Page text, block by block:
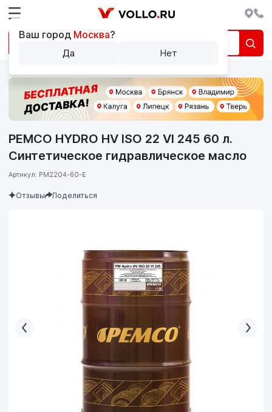
PEMCO HYDRO HV ISO 22 VI 245 60 л.
Синтетическое гидравлическое масло
Артикул: PM2204-60-E
Отзывы Поделиться
Ваш город Москва?
Да Нет